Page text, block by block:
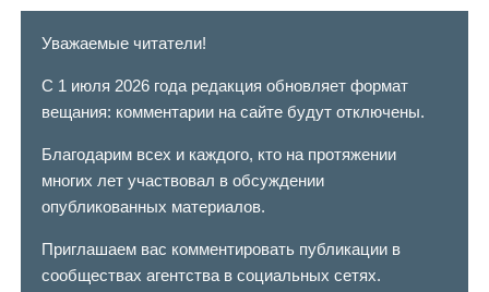
Уважаемые читатели!
С 1 июля 2026 года редакция обновляет формат
вещания: комментарии на сайте будут отключены.
Благодарим всех и каждого, кто на протяжении
многих лет участвовал в обсуждении
опубликованных материалов.
Приглашаем вас комментировать публикации в
сообществах агентства в социальных сетях.